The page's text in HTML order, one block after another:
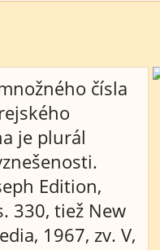
čísla
je plurál
Edition,
330, tiež New
1967, zv. V,